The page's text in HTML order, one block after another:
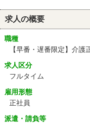
求人の概要
職種
【早番・遅番限定】介護
求人区分
フルタイム
雇用形態
正社員
派遣・請負等